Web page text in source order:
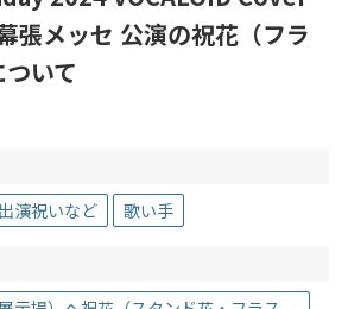
張メッセ 公演の祝花（フラ
いて
演祝いなど
歌い手